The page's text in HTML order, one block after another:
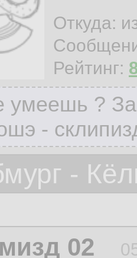
Откуда:
Рейтинг:
умеешь ?
-
-
02